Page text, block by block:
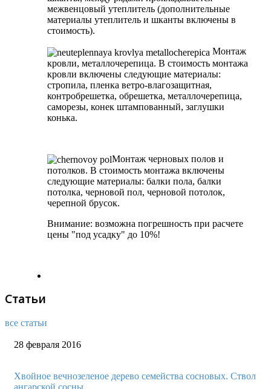
межвенцовый утеплитель (дополнительные
материалы утеплитель и шканты включены в
стоимость).
Монтаж
кровли, металлочерепица. В стоимость монтажа
кровли включены следующие материалы:
стропила, пленка ветро-влагозащитная,
контробрешетка, обрешетка, металлочерепица,
саморезы, конек штампованный, заглушки
конька.
Монтаж черновых полов и
потолков. В стоимость монтажа включены
следующие материалы: балки пола, балки
потолка, черновой пол, черновой потолок,
черепной брусок.
Внимание: возможна погрешность при расчете
цены "под усадку" до 10%!
Статьи
все статьи
28 февраля 2016
Хвойное вечнозеленое дерево семейства сосновых. Ствол
ангарской сосны